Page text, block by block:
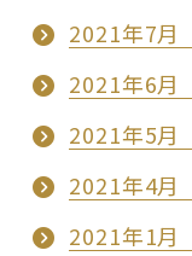
2021年7月
2021年6月
2021年5月
2021年4月
2021年1月